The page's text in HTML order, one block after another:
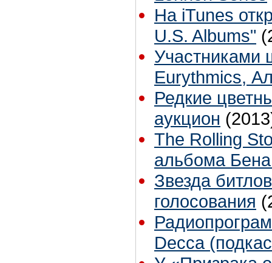
На iTunes
U.S. Albums"
Участниками
Eurythmics,
Редкие
аукцион
The Rolling
альбома
Звезда
голосования
Decca